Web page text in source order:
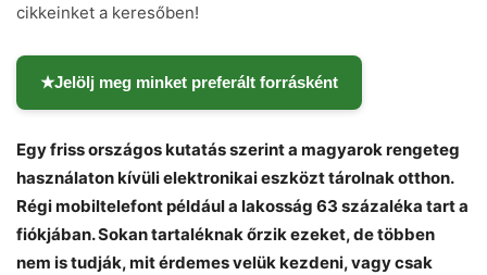
cikkeinket a keresőben!
★Jelölj meg minket preferált forrásként
Egy friss országos kutatás szerint a magyarok rengeteg
használaton kívüli elektronikai eszközt tárolnak otthon.
Régi mobiltelefont például a lakosság 63 százaléka tart a
fiókjában. Sokan tartaléknak őrzik ezeket, de többen
nem is tudják, mit érdemes velük kezdeni, vagy csak